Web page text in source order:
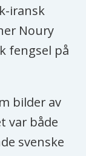
iransk
Noury
fengsel på
bilder av
var både
svenske